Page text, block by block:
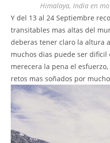
Himalaya, India en
Y del 13 al 24 Septiembre
transitables mas altas del
deberas tener claro la
muchos dias puede ser
merecera la pena el
retos mas soñados por